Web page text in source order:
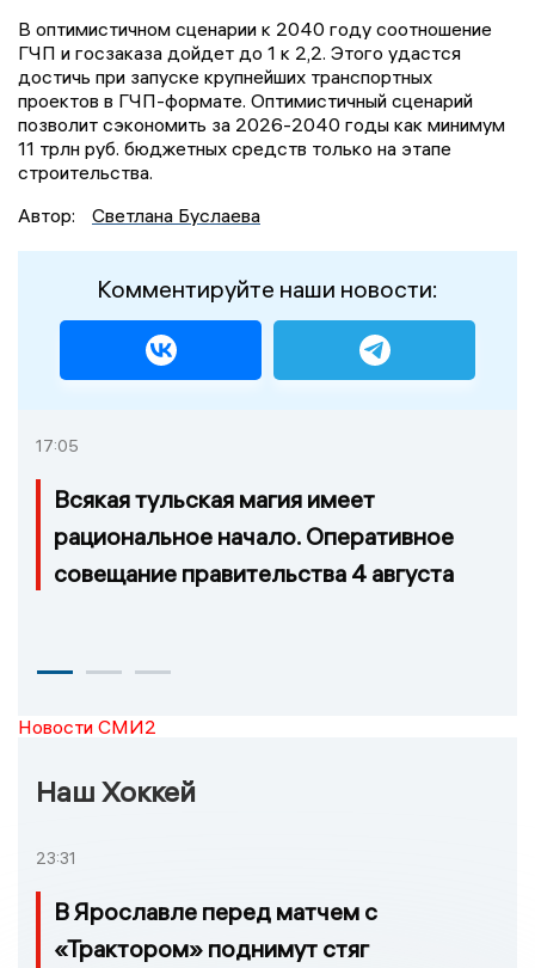
В оптимистичном сценарии к 2040 году соотношение
ГЧП и госзаказа дойдет до 1 к 2,2. Этого удастся
достичь при запуске крупнейших транспортных
проектов в ГЧП-формате. Оптимистичный сценарий
позволит сэкономить за 2026-2040 годы как минимум
11 трлн руб. бюджетных средств только на этапе
строительства.
Автор:
Светлана Буслаева
Комментируйте наши новости:
17:05
Всякая тульская магия имеет
рациональное начало. Оперативное
совещание правительства 4 августа
Новости СМИ2
Наш Хоккей
23:31
В Ярославле перед матчем с
«Трактором» поднимут стяг